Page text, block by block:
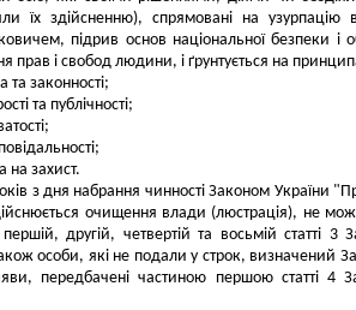
їх здійсненню), спрямовані на узурпацію
підрив основ національної безпеки і
прав і свобод людини, і ґрунтується на
законності;
та публічності;
на захист.
з дня набрання чинності Законом України
очищення влади (люстрація), не
другій, четвертій та восьмій статті 3
особи, які не подали у строк, визначений
передбачені частиною першою статті 4